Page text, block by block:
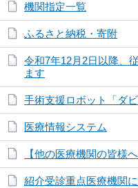
機関指定一覧
ふるさと納税・寄附
令和7年12月2日以降、
ます
手術支援ロボット「ダビ
医療情報システム
【他の医療機関の皆様
紹介受診重点医療機関